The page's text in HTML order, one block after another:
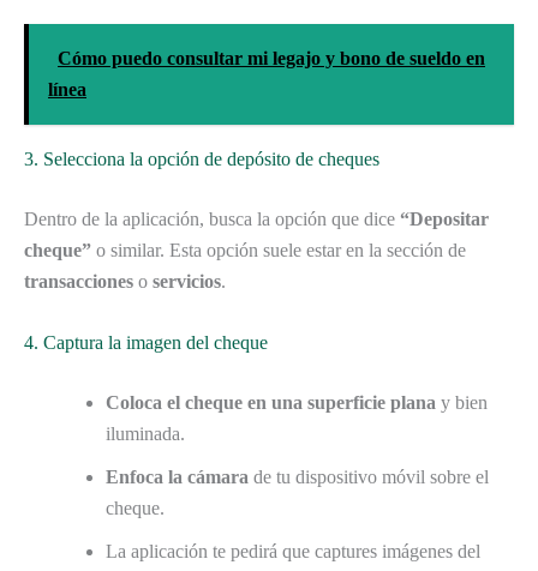
Cómo puedo consultar mi legajo y bono de sueldo en
línea
3. Selecciona la opción de depósito de cheques
Dentro de la aplicación, busca la opción que dice “Depositar
cheque” o similar. Esta opción suele estar en la sección de
transacciones o servicios.
4. Captura la imagen del cheque
Coloca el cheque en una superficie plana y bien
iluminada.
Enfoca la cámara de tu dispositivo móvil sobre el
cheque.
La aplicación te pedirá que captures imágenes del